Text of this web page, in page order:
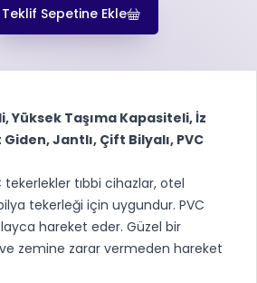
Teklif Sepetine Ekle
Yüksek Taşıma Kapasiteli, İz
Jantlı, Çift Bilyalı, PVC
tekerlekler tıbbi cihazlar, otel
tekerleği için uygundur. PVC
hareket eder. Güzel bir
zemine zarar vermeden hareket